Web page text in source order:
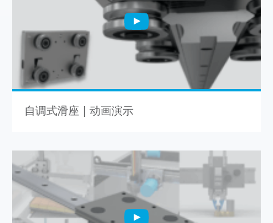
自调式滑座 | 动画演示